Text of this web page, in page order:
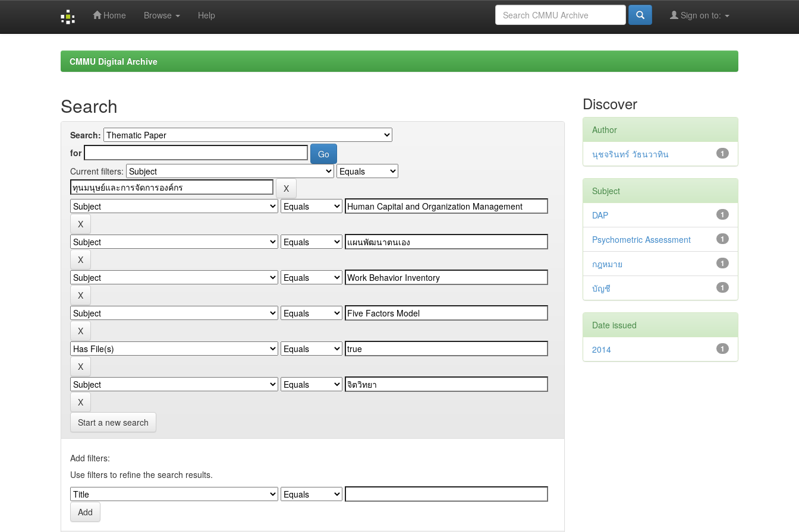
Home Browse Help Sign on to:
CMMU Digital Archive
Search
Search:
for
Current filters:
Start a new search
Add filters:
Use filters to refine the search results.
Discover
Author
1
นุชจรินทร์ วัธนวาทิน
Subject
1
DAP
1
Psychometric Assessment
1
กฎหมาย
1
บัญชี
Date issued
1
2014